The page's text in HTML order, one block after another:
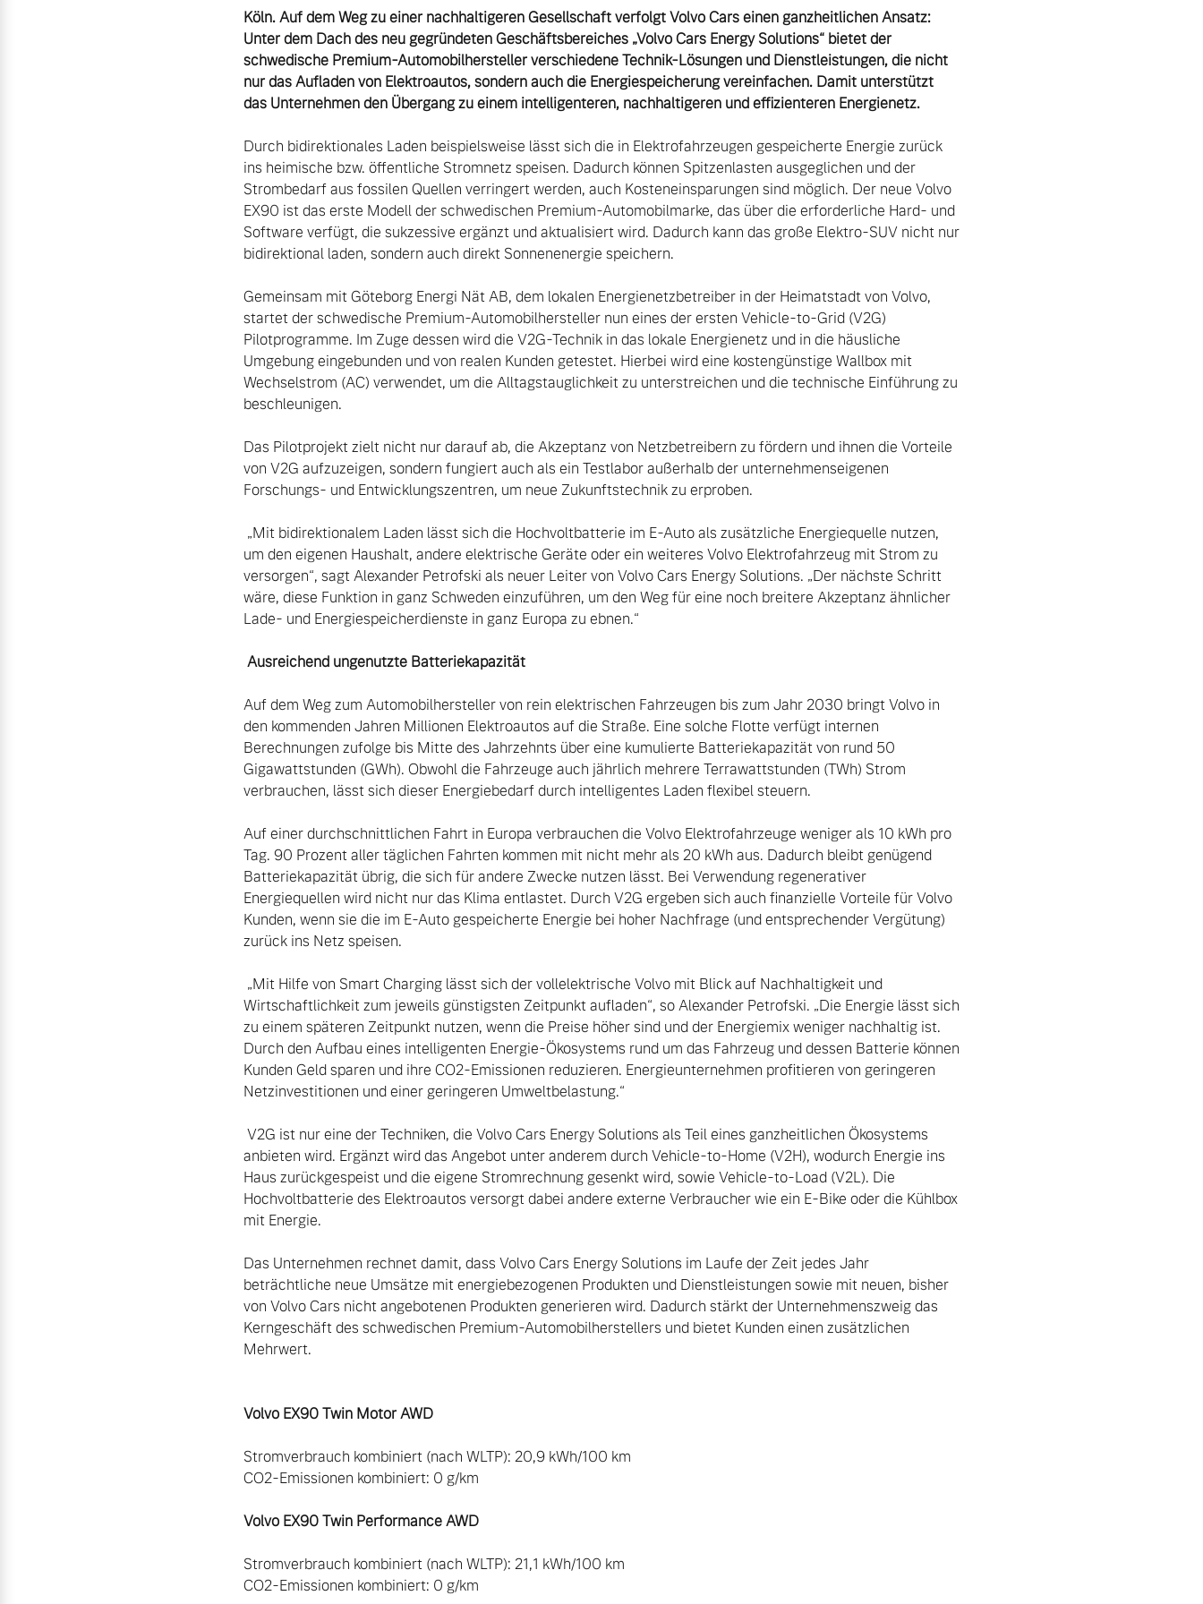
Aktuelle Zubehörangebote
Köln. Auf dem Weg zu einer nachhaltigeren Gesellschaft verfolgt Volvo Cars einen ganzheitlichen Ansatz:
Unter dem Dach des neu gegründeten Geschäftsbereiches „Volvo Cars Energy Solutions“ bietet der
schwedische Premium-Automobilhersteller verschiedene Technik-Lösungen und Dienstleistungen, die nicht
nur das Aufladen von Elektroautos, sondern auch die Energiespeicherung vereinfachen. Damit unterstützt
das Unternehmen den Übergang zu einem intelligenteren, nachhaltigeren und effizienteren Energienetz.
Durch bidirektionales Laden beispielsweise lässt sich die in Elektrofahrzeugen gespeicherte Energie zurück
ins heimische bzw. öffentliche Stromnetz speisen. Dadurch können Spitzenlasten ausgeglichen und der
Strombedarf aus fossilen Quellen verringert werden, auch Kosteneinsparungen sind möglich. Der neue Volvo
EX90 ist das erste Modell der schwedischen Premium-Automobilmarke, das über die erforderliche Hard- und
Software verfügt, die sukzessive ergänzt und aktualisiert wird. Dadurch kann das große Elektro-SUV nicht nur
bidirektional laden, sondern auch direkt Sonnenenergie speichern.
Gemeinsam mit Göteborg Energi Nät AB, dem lokalen Energienetzbetreiber in der Heimatstadt von Volvo,
startet der schwedische Premium-Automobilhersteller nun eines der ersten Vehicle-to-Grid (V2G)
Pilotprogramme. Im Zuge dessen wird die V2G-Technik in das lokale Energienetz und in die häusliche
Umgebung eingebunden und von realen Kunden getestet. Hierbei wird eine kostengünstige Wallbox mit
Wechselstrom (AC) verwendet, um die Alltagstauglichkeit zu unterstreichen und die technische Einführung zu
beschleunigen.
Das Pilotprojekt zielt nicht nur darauf ab, die Akzeptanz von Netzbetreibern zu fördern und ihnen die Vorteile
von V2G aufzuzeigen, sondern fungiert auch als ein Testlabor außerhalb der unternehmenseigenen
Forschungs- und Entwicklungszentren, um neue Zukunftstechnik zu erproben.
um den eigenen Haushalt, andere elektrische Geräte oder ein weiteres Volvo Elektrofahrzeug mit Strom zu
versorgen“, sagt Alexander Petrofski als neuer Leiter von Volvo Cars Energy Solutions. „Der nächste Schritt
wäre, diese Funktion in ganz Schweden einzuführen, um den Weg für eine noch breitere Akzeptanz ähnlicher
Lade- und Energiespeicherdienste in ganz Europa zu ebnen.“
Ausreichend ungenutzte Batteriekapazität
Auf dem Weg zum Automobilhersteller von rein elektrischen Fahrzeugen bis zum Jahr 2030 bringt Volvo in
den kommenden Jahren Millionen Elektroautos auf die Straße. Eine solche Flotte verfügt internen
Berechnungen zufolge bis Mitte des Jahrzehnts über eine kumulierte Batteriekapazität von rund 50
Gigawattstunden (GWh). Obwohl die Fahrzeuge auch jährlich mehrere Terrawattstunden (TWh) Strom
verbrauchen, lässt sich dieser Energiebedarf durch intelligentes Laden flexibel steuern.
Auf einer durchschnittlichen Fahrt in Europa verbrauchen die Volvo Elektrofahrzeuge weniger als 10 kWh pro
Tag. 90 Prozent aller täglichen Fahrten kommen mit nicht mehr als 20 kWh aus. Dadurch bleibt genügend
Batteriekapazität übrig, die sich für andere Zwecke nutzen lässt. Bei Verwendung regenerativer
Energiequellen wird nicht nur das Klima entlastet. Durch V2G ergeben sich auch finanzielle Vorteile für Volvo
Kunden, wenn sie die im E-Auto gespeicherte Energie bei hoher Nachfrage (und entsprechender Vergütung)
zurück ins Netz speisen.
Wirtschaftlichkeit zum jeweils günstigsten Zeitpunkt aufladen“, so Alexander Petrofski. „Die Energie lässt sich
zu einem späteren Zeitpunkt nutzen, wenn die Preise höher sind und der Energiemix weniger nachhaltig ist.
Durch den Aufbau eines intelligenten Energie-Ökosystems rund um das Fahrzeug und dessen Batterie können
Kunden Geld sparen und ihre CO2-Emissionen reduzieren. Energieunternehmen profitieren von geringeren
Netzinvestitionen und einer geringeren Umweltbelastung.“
anbieten wird. Ergänzt wird das Angebot unter anderem durch Vehicle-to-Home (V2H), wodurch Energie ins
Haus zurückgespeist und die eigene Stromrechnung gesenkt wird, sowie Vehicle-to-Load (V2L). Die
Hochvoltbatterie des Elektroautos versorgt dabei andere externe Verbraucher wie ein E-Bike oder die Kühlbox
mit Energie.
Das Unternehmen rechnet damit, dass Volvo Cars Energy Solutions im Laufe der Zeit jedes Jahr
beträchtliche neue Umsätze mit energiebezogenen Produkten und Dienstleistungen sowie mit neuen, bisher
von Volvo Cars nicht angebotenen Produkten generieren wird. Dadurch stärkt der Unternehmenszweig das
Kerngeschäft des schwedischen Premium-Automobilherstellers und bietet Kunden einen zusätzlichen
Mehrwert.
Stromverbrauch kombiniert (nach WLTP): 20,9 kWh/100 km
CO2-Emissionen kombiniert: 0 g/km
Volvo EX90 Twin Performance AWD
Stromverbrauch kombiniert (nach WLTP): 21,1 kWh/100 km
CO2-Emissionen kombiniert: 0 g/km